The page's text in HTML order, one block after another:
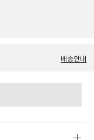
배송안내